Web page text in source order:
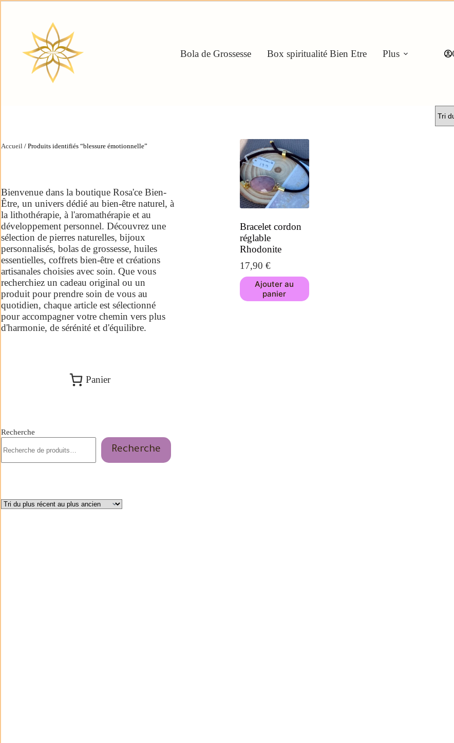
Bola de Grossesse Box spiritualité Bien Etre Plus
Bracelet cordon
réglable
Rhodonite
17,90 €
Ajouter au
panier
Accueil / Produits identifiés “blessure émotionnelle”
Bienvenue dans la boutique Rosa'ce Bien-
Être, un univers dédié au bien-être naturel, à
la lithothérapie, à l'aromathérapie et au
développement personnel. Découvrez une
sélection de pierres naturelles, bijoux
personnalisés, bolas de grossesse, huiles
essentielles, coffrets bien-être et créations
artisanales choisies avec soin. Que vous
recherchiez un cadeau original ou un
produit pour prendre soin de vous au
quotidien, chaque article est sélectionné
pour accompagner votre chemin vers plus
d'harmonie, de sérénité et d'équilibre.
Panier
Recherche
Recherche